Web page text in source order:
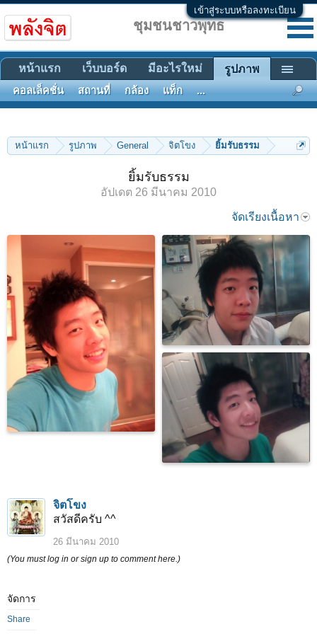
เข้าสู่ระบบหรือลงทะเบียน
หน้าแรก รูปภาพ General จิตโขง ยิ้มรับธรรม
ยิ้มรับธรรม
อัปเดต 26 มีนาคม 2010
จัดเรียงเนื้อหา
จิตโขง
สวัสดีครับ ^^
26 มีนาคม 2010
(You must log in or sign up to comment here.)
จัดการ
Share
ชุมชนชาวพุทธ
หน้าแรก เว็บบอร์ด มีอะไรใหม่ รูปภาพ
คอลเล็คชั่น สถานที่ กล้อง แท็ก ...